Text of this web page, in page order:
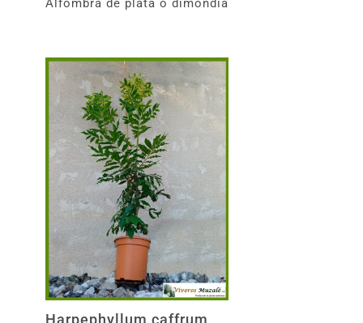
Alfombra de plata o dimondia
Harpephyllum caffrum